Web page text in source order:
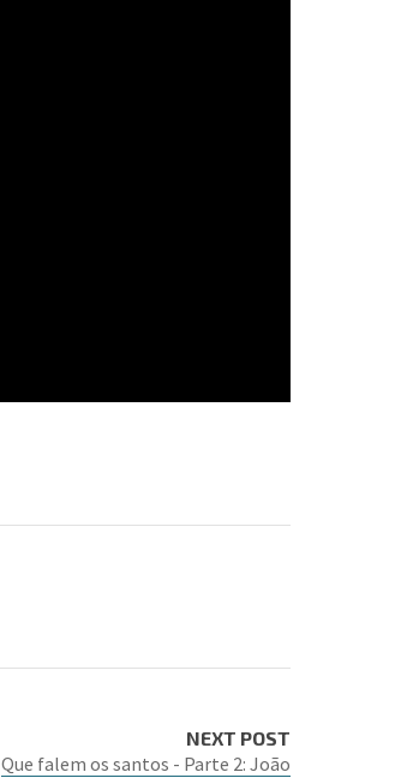
NEXT POST
Que falem os santos - Parte 2: João